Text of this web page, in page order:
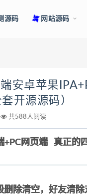
源码 网站源码
安卓苹果
开源源码）
共588人阅读
+PC网页端 真正
除清空，好友清